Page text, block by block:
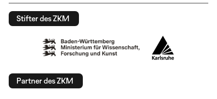
Stifter des ZKM
Partner des ZKM